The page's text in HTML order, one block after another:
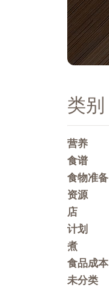
类别
营养
食谱
食物准备
资源
店
计划
煮
食品成本
未分类